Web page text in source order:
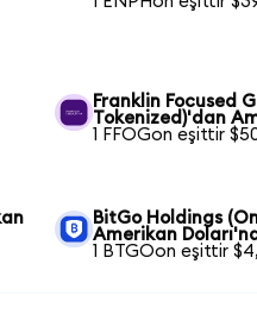
Franklin Focused
Tokenized)'dan
1 FFOGon eşittir
BitGo Holdings
Amerikan
1 BTGOon eşittir